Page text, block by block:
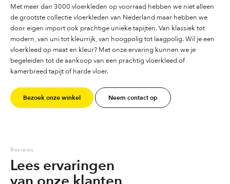
Met meer dan 3000 vloerkleden op voorraad hebben we niet alleen
de grootste collectie vloerkleden van Nederland maar hebben we
door eigen import ook prachtige unieke tapijten. Van klassiek tot
modern, van uni tot kleurrijk, van hoogpolig tot laagpolig. Wil je een
vloerkleed op maat en kleur? Met onze ervaring kunnen we je
begeleiden tot de aankoop van een prachtig vloerkleed of
kamerbreed tapijt of harde vloer.
Bezoek onze winkel Neem contact op
Reviews
Lees ervaringen